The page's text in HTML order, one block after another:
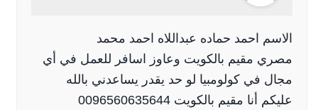
الاسم احمد حماده عبداللاه احمد محمد
مصري مقيم بالكويت وعاوز اسافر للعمل في أي
مجال في كولومبيا لو حد يقدر يساعدني بالله
عليكم أنا مقيم بالكويت 0096560635644